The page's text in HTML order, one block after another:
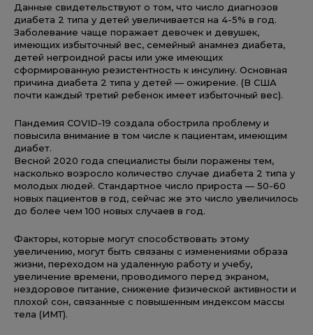
Данные свидетельствуют о том, что число диагнозов
диабета 2 типа у детей увеличивается на 4-5% в год.
Заболевание чаще поражает девочек и девушек,
имеющих избыточный вес, семейный анамнез диабета,
детей негроидной расы или уже имеющих
сформированную резистентность к инсулину. Основная
причина диабета 2 типа у детей — ожирение. (В США
почти каждый третий ребенок имеет избыточный вес).
Пандемия COVID-19 создала обострила проблему и
повысила внимание в том числе к пациентам, имеющим
диабет.
Весной 2020 года специалисты были поражены тем,
насколько возросло количество случае диабета 2 типа у
молодых людей. Стандартное число прироста — 50-60
новых пациентов в год, сейчас же это число увеличилось
до более чем 100 новых случаев в год.
Факторы, которые могут способствовать этому
увеличению, могут быть связаны с изменениями образа
жизни, переходом на удаленную работу и учебу,
увеличение времени, проводимого перед экраном,
нездоровое питание, снижение физической активности и
плохой сон, связанные с повышенным индексом массы
тела (ИМТ).